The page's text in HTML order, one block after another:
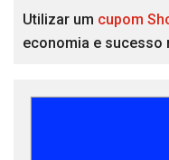
Utilizar um cupom
economia e sucesso